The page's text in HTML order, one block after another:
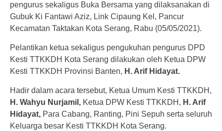
pengurus sekaligus Buka Bersama yang dilaksanakan di
Gubuk Ki Fantawi Aziz, Link Cipaung Kel, Pancur
Kecamatan Taktakan Kota Serang, Rabu (05/05/2021).
Pelantikan ketua sekaligus pengukuhan pengurus DPD
Kesti TTKKDH Kota Serang dilakukan oleh Ketua DPW
Kesti TTKKDH Provinsi Banten, H. Arif Hidayat.
Hadir dalam acara tersebut, Ketua Umum Kesti TTKKDH,
H. Wahyu Nurjamil, Ketua DPW Kesti TTKKDH, H. Arif
Hidayat, Para Cabang, Ranting, Pini Sepuh serta seluruh
Keluarga besar Kesti TTKKDH Kota Serang.